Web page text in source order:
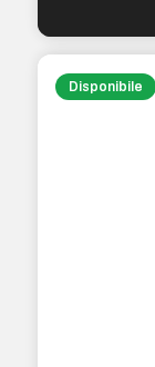
Disponibile